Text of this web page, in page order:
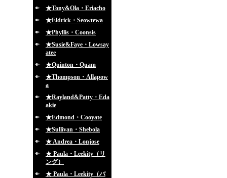
★Tony&Ola・Eriacho
★Eldrick・Seowtewa
★Phyllis・Coonsis
★Susie&Faye・Lowsay
atee
★Quinton・Quam
★Thompson・Allapow
a
★Rayland&Patty・Eda
akie
★Edmond・Cooyate
★Sullivan・Shebola
★ Andrea・Lonjose
★ Paula・Leekity（リ
ング）
★ Paula・Leekity（バ